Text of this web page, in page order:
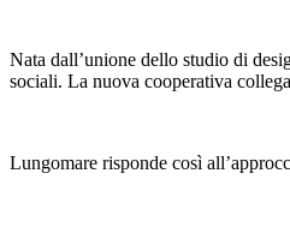
Nata dall’unione dello studio di
sociali. La nuova cooperativa
Lungomare risponde così